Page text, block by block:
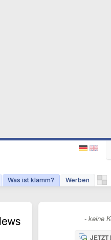
Was ist klamm? Werben
- keine